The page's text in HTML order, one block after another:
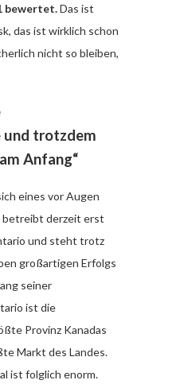
bewertet.Das ist
das ist wirklich schon
nicht so bleiben,
und trotzdem
Anfang“
eines vor Augen
betreibt derzeit erst
und steht trotz
großartigen Erfolgs
seiner
ist die
Provinz Kanadas
Markt des Landes.
ist folglich enorm.